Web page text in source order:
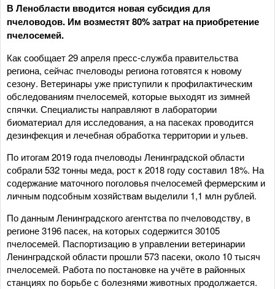
В Ленобласти вводится новая субсидия для
пчеловодов. Им возместят 80% затрат на приобретение
пчелосемей.
Как сообщает 29 апреля пресс-служба правительства
региона, сейчас пчеловоды региона готовятся к новому
сезону. Ветеринары уже приступили к профилактическим
обследованиям пчелосемей, которые выходят из зимней
спячки. Специалисты направляют в лаборатории
биоматериал для исследования, а на пасеках проводится
дезинфекция и лечебная обработка территории и ульев.
По итогам 2019 года пчеловоды Ленинградской области
собрали 532 тонны меда, рост к 2018 году составил 18%. На
содержание маточного поголовья пчелосемей фермерским и
личным подсобным хозяйствам выделили 1,1 млн рублей.
По данным Ленинградского агентства по пчеловодству, в
регионе 3196 пасек, на которых содержится 30105
пчелосемей. Паспортизацию в управлении ветеринарии
Ленинградской области прошли 573 пасеки, около 10 тысяч
пчелосемей. Работа по постановке на учёте в районных
станциях по борьбе с болезнями животных продолжается.